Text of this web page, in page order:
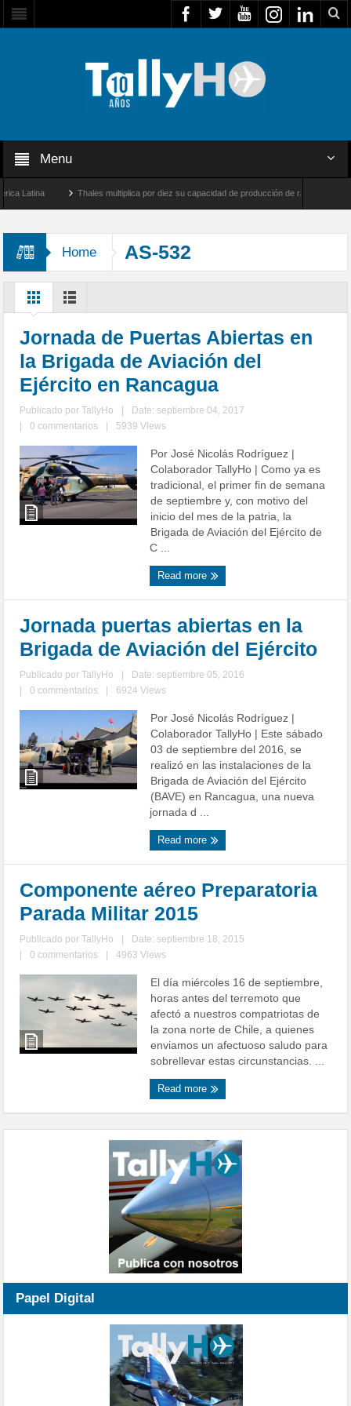
Menu
Thales multiplica por diez su capacidad de producción de radares en Brasil
Home AS-532
Jornada de Puertas Abiertas en
la Brigada de Aviación del
Ejército en Rancagua
Publicado porTallyHo
Date: septiembre 04, 2017
0 commentarios 5939 Views
Por José Nicolás Rodríguez |
Colaborador TallyHo | Como ya es
tradicional, el primer fin de semana
de septiembre y, con motivo del
inicio del mes de la patria, la
Brigada de Aviación del Ejército de
C ...
Read more
Jornada puertas abiertas en la
Brigada de Aviación del Ejército
Publicado porTallyHo
Date: septiembre 05, 2016
0 commentarios 6924 Views
Por José Nicolás Rodríguez |
Colaborador TallyHo | Este sábado
03 de septiembre del 2016, se
realizó en las instalaciones de la
Brigada de Aviación del Ejército
(BAVE) en Rancagua, una nueva
jornada d ...
Read more
Componente aéreo Preparatoria
Parada Militar 2015
Publicado porTallyHo
Date: septiembre 18, 2015
0 commentarios 4963 Views
El día miércoles 16 de septiembre,
horas antes del terremoto que
afectó a nuestros compatriotas de
la zona norte de Chile, a quienes
enviamos un afectuoso saludo para
sobrellevar estas circunstancias. ...
Read more
Papel Digital